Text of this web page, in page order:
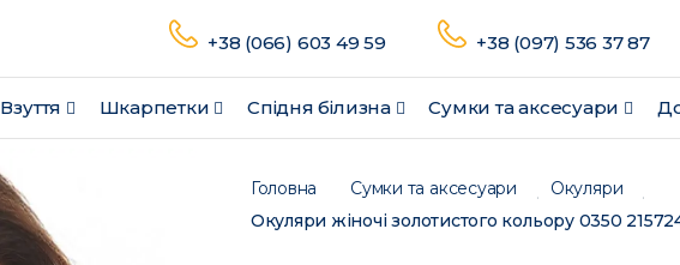
Взуття Шкарпетки Спідня білизна Сумки та аксесуари
+38 (066) 603 49 59 +38 (097) 536 37 87
Головна Сумки та аксесуари
Окуляри
Окуляри жіночі золотистого кольору 0350